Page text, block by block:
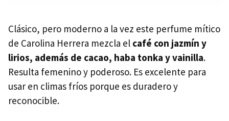
Clásico, pero moderno a la vez este perfume mítico
de Carolina Herrera mezcla el café con jazmín y
lirios, además de cacao, haba tonka y vainilla.
Resulta femenino y poderoso. Es excelente para
usar en climas fríos porque es duradero y
reconocible.